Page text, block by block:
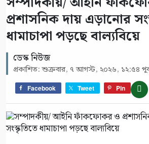
প্রশাসনিক দায় এড়ানোর
ধামাচাপা পড়ছে বাল্যবিয়ে
ডেস্ক নিউজ
প্রকাশিত: শুক্রবার, ৭ আগস্ট, ২০২৬, ১২:৫৪
Facebook Tweet Pin